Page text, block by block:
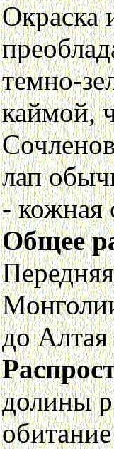
Окраска
темно-
каймой,
лап
- кожная
Общее
до
долины